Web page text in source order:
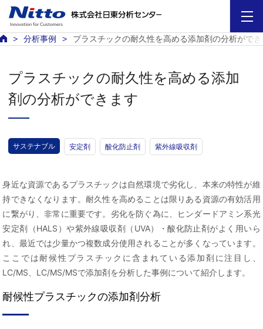
分析事例 プラスチックの耐久性を高める添加剤の分析がで
プラスチックの耐久性を高める添加
剤の分析ができます
サステナブル 安定剤 酸化防止剤 紫外線吸収剤
身近な資源であるプラスチックは自然環境で劣化し、本来の特性が維
持できなくなります。耐久性を高めることは限りある資源の有効活用
に繋がり、非常に重要です。劣化を防ぐ為に、ヒンダードアミン系光
安定剤（HALS）や紫外線吸収剤（UVA）・酸化防止剤がよく用いら
れ、最近では少量かつ複数成分使用されることが多くなっています。
ここでは耐候性プラスチックに含まれている添加剤に注目し、
LC/MS、LC/MS/MSで添加剤を分析した事例について紹介します。
耐候性プラスチックの添加剤分析